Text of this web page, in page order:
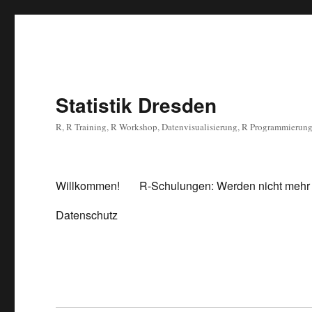
Statistik Dresden
R, R Training, R Workshop, Datenvisualisierung, R
Willkommen!
R-Schulungen: Werden nicht
Datenschutz